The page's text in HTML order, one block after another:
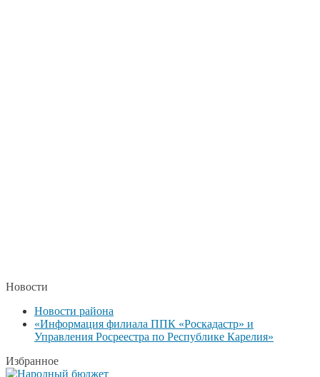
Новости
Новости района
«Информация филиала ППК «Роскадастр» и
Управления Росреестра по Республике Карелия»
Избранное